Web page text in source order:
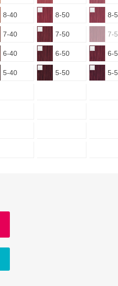
8-40 8-50 8-
7-40 7-50 7-
6-40 6-50 6-
5-40 5-50 5-